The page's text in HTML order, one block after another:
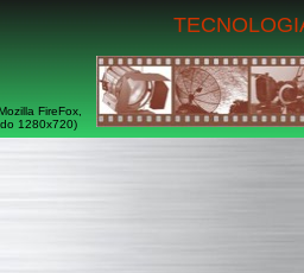
FireFox,
1280x720)